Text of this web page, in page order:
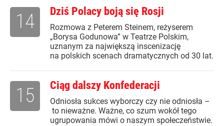
Dziś Polacy boją się Rosji
Rozmowa z Peterem Steinem, reżyserem
„Borysa Godunowa” w Teatrze Polskim,
uznanym za największą inscenizację
na polskich scenach dramatycznych od 30 lat.
14
Ciąg dalszy Konfederacji
Odniosła sukces wyborczy czy nie odniosła –
to nieważne. Ważne, co szum wokół tego
ugrupowania mówi o naszym społeczeństwie.
15